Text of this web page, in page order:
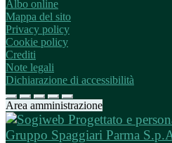
Albo online
Mappa del sito
Privacy policy
Cookie policy
Crediti
Note legali
Dichiarazione di accessibilità
Area amministrazione